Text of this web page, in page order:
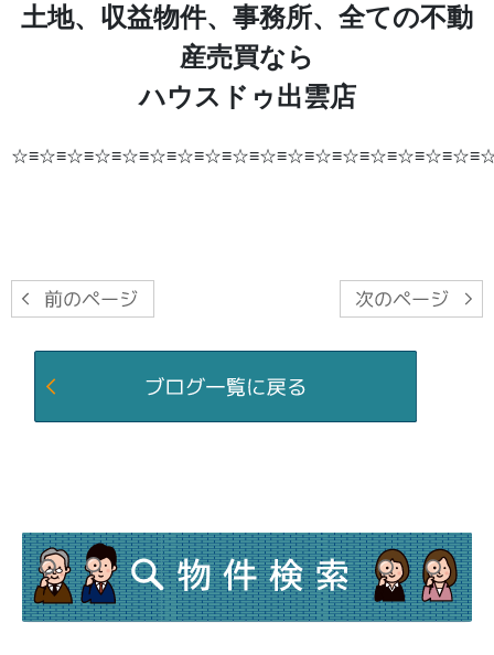
土地、収益物件、事務所、全ての不動
産売買なら
ハウスドゥ出雲店